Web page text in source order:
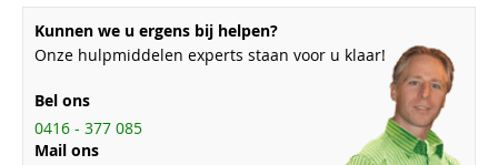
Kunnen we u ergens bij helpen?
Onze hulpmiddelen experts staan voor u klaar!
Bel ons
0416 - 377 085
Mail ons